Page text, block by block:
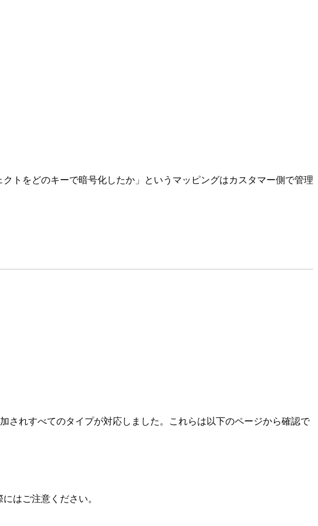
トをどのキーで暗号化したか」というマッピングはカスタマー側で管理
されすべてのタイプが対応しました。これらは以下のページから確認で
はご注意ください。